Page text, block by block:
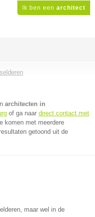
Ik ben een architect
architecten in
of ga naar direct contact met
komen met meerdere
getoond uit de
maar wel in de